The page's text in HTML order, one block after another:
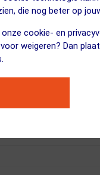
die nog beter op
cookie- en
weigeren? Dan
voedingszuren
Per 500ml
644 kJ